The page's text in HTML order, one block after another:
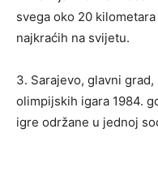
svega oko 20
najkraćih na svijetu.
3. Sarajevo, glavni
olimpijskih igara 1984.
igre održane u jednoj